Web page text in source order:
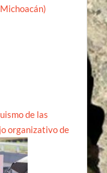
de las
organizativo de